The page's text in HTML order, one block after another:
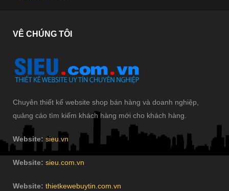
VÊ CHÚNG TÔI
Chuyên thiết kế website shop bán hàng và doanh nghiệp,
quảng cáo tìm kiếm khách hàng mới cho khách hàng.
Website: sieu.vn
Website: sieu.com.vn
Website: thietkewebuytin.com.vn